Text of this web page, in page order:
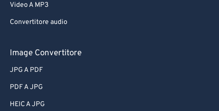
Video A MP3
Convertitore audio
Image Convertitore
JPG A PDF
PDF A JPG
HEIC A JPG